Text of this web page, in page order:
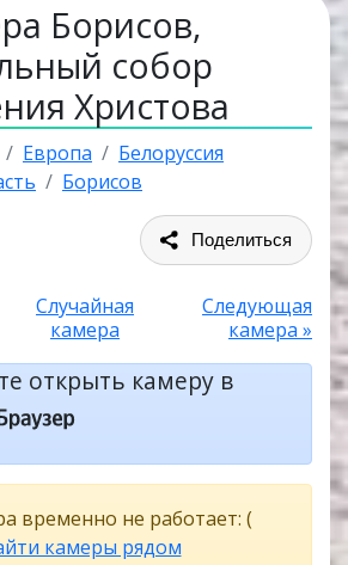
Борисов,
собор
Христова
Европа
Белоруссия
Борисов
Поделиться
Случайная
камера
Следующая
камера »
открыть камеру в
временно не работает: (
камеры рядом